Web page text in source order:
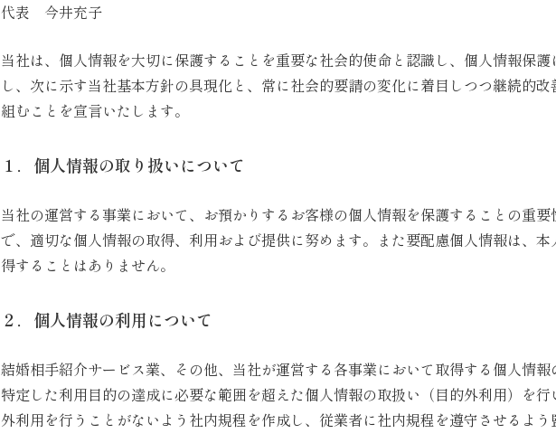
代表 今井充子
当社は、個人情報を大切に保護することを重要な社会的使命と認識し、個人情報保
し、次に示す当社基本方針の具現化と、常に社会的要請の変化に着目しつつ継続的改
組むことを宣言いたします。
１．個人情報の取り扱いについて
当社の運営する事業において、お預かりするお客様の個人情報を保護することの重
で、適切な個人情報の取得、利用および提供に努めます。また要配慮個人情報は、
得することはありません。
２．個人情報の利用について
結婚相手紹介サービス業、その他、当社が運営する各事業において取得する個人情報
特定した利用目的の達成に必要な範囲を超えた個人情報の取扱い（目的外利用）を
外利用を行うことがないよう社内規程を作成し、従業者に社内規程を遵守させるよう